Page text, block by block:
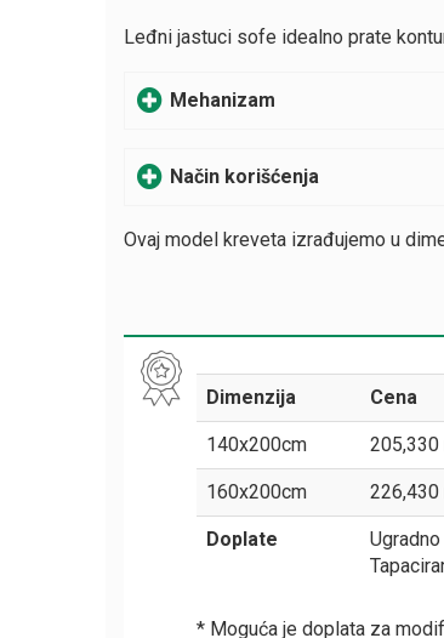
Leđni jastuci sofe idealno prate
Mehanizam
Način korišćenja
Ovaj model kreveta izrađujemo u
Dimenzija Cena
140x200cm 205,330
160x200cm 226,430
Doplate
* Moguća je doplata za